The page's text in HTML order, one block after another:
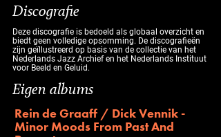
Discografie
Deze discografie is bedoeld als globaal overzicht en
biedt geen volledige opsomming. De discografieën
zijn geïllustreerd op basis van de collectie van het
Nederlands Jazz Archief en het Nederlands Instituut
voor Beeld en Geluid.
Eigen albums
Rein de Graaff / Dick Vennik -
Minor Moods From Past And